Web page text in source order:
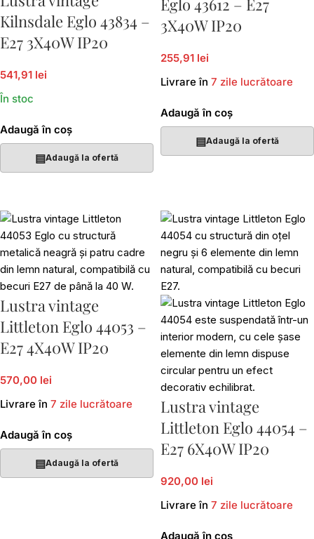
Kilnsdale Eglo 43834 –
E27 3X40W IP20
541,91 lei
În stoc
Adaugă în coș
▤Adaugă la ofertă
3X40W IP20
255,91 lei
Livrare în 7 zile lucrătoare
Adaugă în coș
▤Adaugă la ofertă
Lustra vintage
Littleton Eglo 44053 –
E27 4X40W IP20
570,00 lei
Livrare în 7 zile lucrătoare
Adaugă în coș
▤Adaugă la ofertă
Lustra vintage
Littleton Eglo 44054 –
E27 6X40W IP20
920,00 lei
Livrare în 7 zile lucrătoare
Adaugă în coș